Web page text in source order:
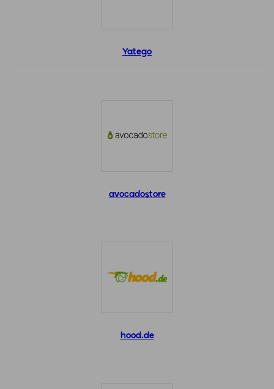
Yatego
avocadostore
hood.de